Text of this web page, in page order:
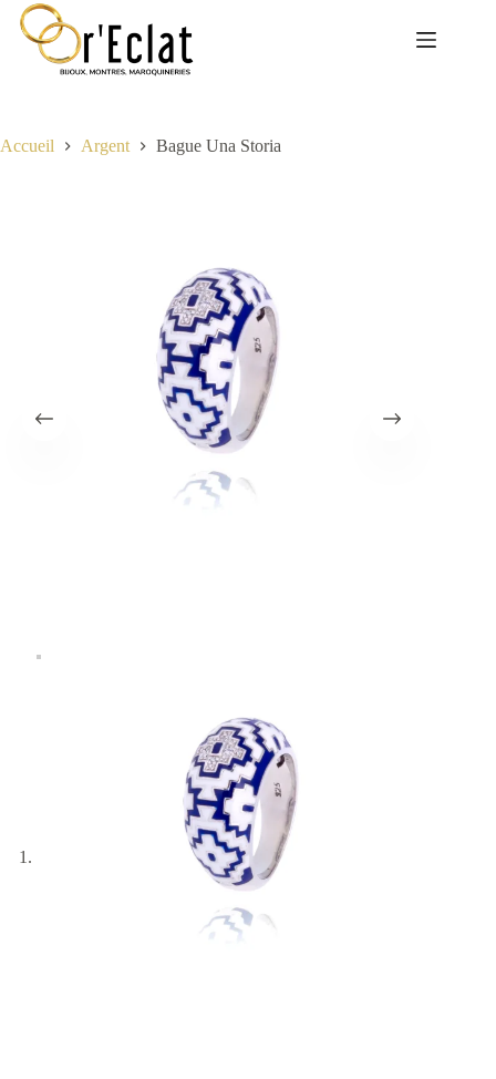
Passer
contenu
Accueil Argent Bague Una Storia